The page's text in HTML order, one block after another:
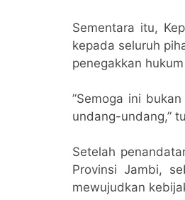
​Sementara itu,
kepada seluruh
penegakkan
​”Semoga ini
undang-undang,”
Setelah
Provinsi Jambi,
mewujudkan